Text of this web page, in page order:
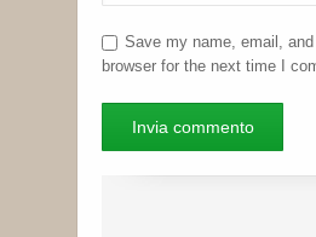
Save my name, email,
browser for the next time I